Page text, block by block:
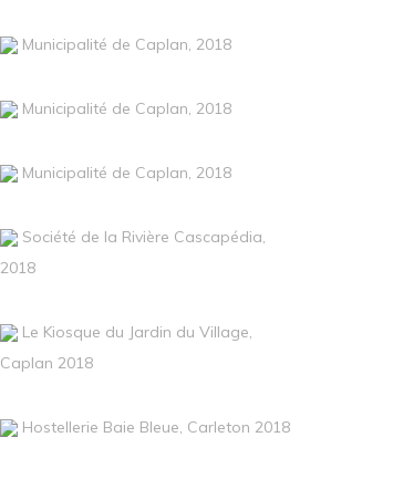
Municipalité de Caplan, 2018
Municipalité de Caplan, 2018
Municipalité de Caplan, 2018
Société de la Rivière Cascapédia,
2018
Le Kiosque du Jardin du Village,
Caplan 2018
Hostellerie Baie Bleue, Carleton 2018